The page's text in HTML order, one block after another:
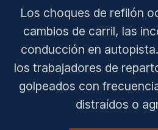
Los choques de refilón
cambios de carril, las
conducción en
los trabajadores de
golpeados con
distraídos o